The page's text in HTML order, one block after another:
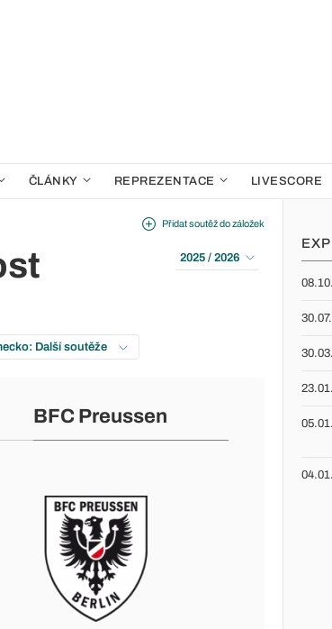
ČLÁNKY REPREZENTACE LIVESCORE
Přidat soutěž do záložek
2025 / 2026
Další soutěže
BFC Preussen